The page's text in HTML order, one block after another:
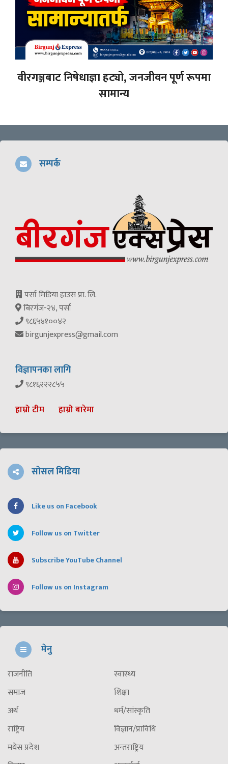
वीरगञ्जबाट निषेधाज्ञा हट्यो, जनजीवन पूर्ण रूपमा
सामान्य
सम्पर्क
पर्सा मिडिया हाउस प्रा. लि.
बिरगंज-२४, पर्सा
९८६५४१००४२
birgunjexpress@gmail.com
विज्ञापनका लागि
९८१६२२२८५५
हाम्रो टीम हाम्रो बारेमा
सोसल मिडिया
Like us on Facebook
Follow us on Twitter
Subscribe YouTube Channel
Follow us on Instagram
मेनु
राजनीति
समाज
अर्थ
राष्ट्रिय
मधेस प्रदेश
स्वास्थ्य
शिक्षा
धर्म/सांस्कृति
विज्ञान/प्राविधि
अन्तराष्ट्रिय